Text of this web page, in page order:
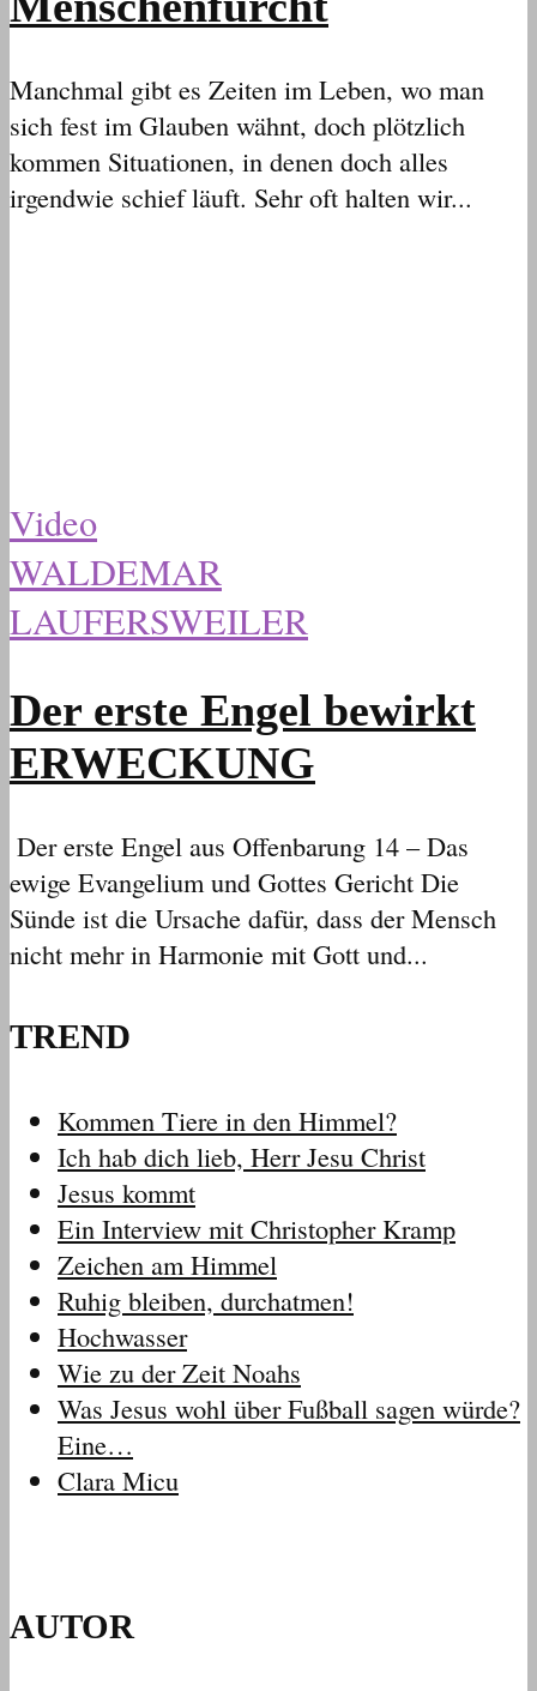
Manchmal gibt es Zeiten im Leben, wo man
sich fest im Glauben wähnt, doch plötzlich
kommen Situationen, in denen doch alles
irgendwie schief läuft. Sehr oft halten wir...
Video
WALDEMAR
LAUFERSWEILER
Der erste Engel bewirkt
ERWECKUNG
Der erste Engel aus Offenbarung 14 – Das
ewige Evangelium und Gottes Gericht Die
Sünde ist die Ursache dafür, dass der Mensch
nicht mehr in Harmonie mit Gott und...
TREND
Kommen Tiere in den Himmel?
Ich hab dich lieb, Herr Jesu Christ
Jesus kommt
Ein Interview mit Christopher Kramp
Zeichen am Himmel
Ruhig bleiben, durchatmen!
Hochwasser
Wie zu der Zeit Noahs
Was Jesus wohl über Fußball sagen würde?
Eine…
Clara Micu
AUTOR